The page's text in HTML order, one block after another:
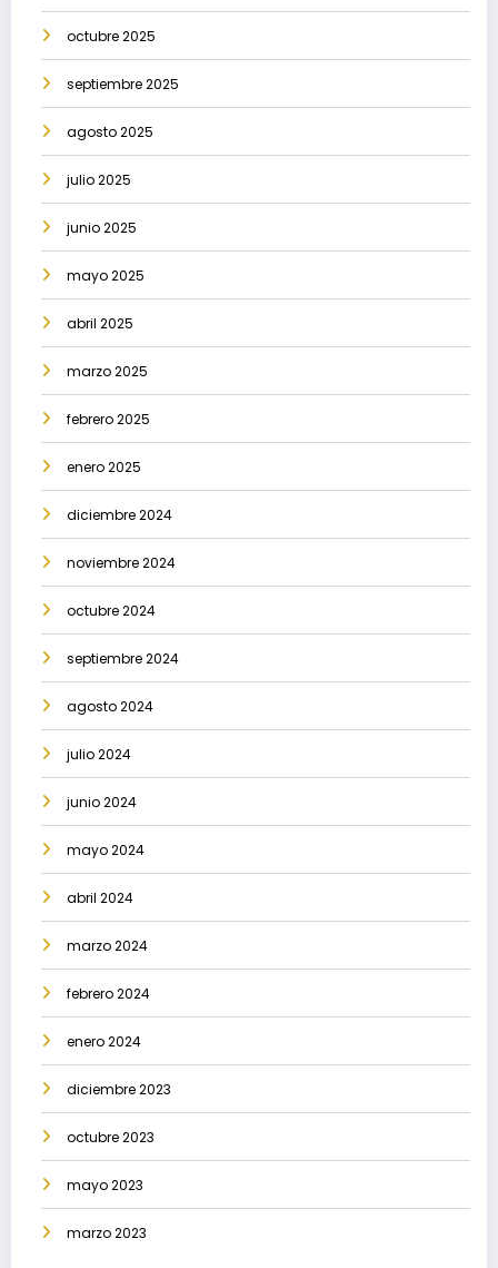
octubre 2025
septiembre 2025
agosto 2025
julio 2025
junio 2025
mayo 2025
abril 2025
marzo 2025
febrero 2025
enero 2025
diciembre 2024
noviembre 2024
octubre 2024
septiembre 2024
agosto 2024
julio 2024
junio 2024
mayo 2024
abril 2024
marzo 2024
febrero 2024
enero 2024
diciembre 2023
octubre 2023
mayo 2023
marzo 2023